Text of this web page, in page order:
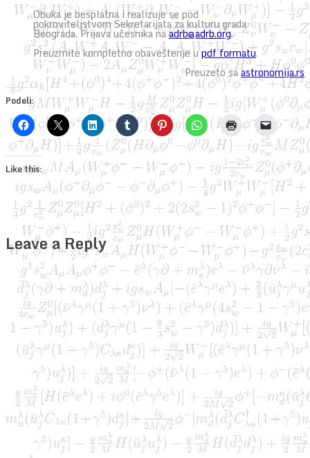
Obuka je besplatna i realizuje se pod
pokroviteljstvom Sekretarijata za kulturu grada
Beograda. Prijava učesnika naadrb@adrb.org.
Preuzmite kompletno obaveštenje updf formatu.
Preuzeto saastronomija.rs
Podeli:
Like this:
Leave a Reply